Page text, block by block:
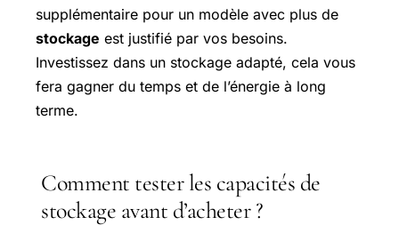
supplémentaire pour un modèle avec plus de
stockage est justifié par vos besoins.
Investissez dans un stockage adapté, cela vous
fera gagner du temps et de l’énergie à long
terme.
Comment tester les capacités de
stockage avant d’acheter ?